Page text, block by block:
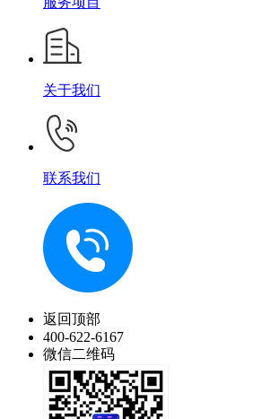
关于我们
联系我们
返回顶部
400-622-6167
微信二维码